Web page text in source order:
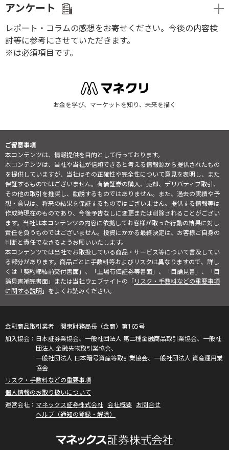
アンケート
レポート・コラムの感想をお寄せください。今後の内容検
討等に参考にさせていただきます。
※は必須項目です。
お金を学び、マーケットを知り、未来を描く
ご留意事項
本コンテンツは、情報提供を目的として行っております。
本コンテンツは、当社や当社が信頼できると考える情報源から提供されたもの
を提供していますが、当社はその正確性や完全性について意見を表明し、また
保証するものではございません。有価証券の購入、売却、デリバティブ取引、
その他の取引を推奨し、勧誘するものではありません。また、過去の実績や予
想・意見は、将来の結果を保証するものではございません。提供する情報等は
作成時現在のものであり、今後予告なしに変更または削除されることがござい
ます。当社は本コンテンツの内容に依拠してお客様が取った行動の結果に対し
責任を負うものではございません。投資にかかる最終決定は、お客様ご自身の
判断と責任でなさるようお願いいたします。
本コンテンツでは当社でお取扱している商品・サービス等について言及してい
る部分があります。商品ごとに手数料等およびリスクは異なりますので、詳し
くは「契約締結前交付書面」、「上場有価証券等書面」、「目論見書」、「目
論見書補完書面」または当社ウェブサイトの「リスク・手数料などの重要事項
に関する説明」をよくお読みください。
金融商品取引業者 関東財務局長（金商）第165号
日本証券業協会、一般社団法人 第二種金融商品取引業協会、一般社
団法人 金融先物取引業協会、
一般社団法人 日本暗号資産等取引業協会、一般社団法人 資産運用業
協会
リスク・手数料などの重要事項
個人情報のお取り扱いについて
マネックス証券株式会社 会社概要 お問合せ
ヘルプ（通知の登録・解除）